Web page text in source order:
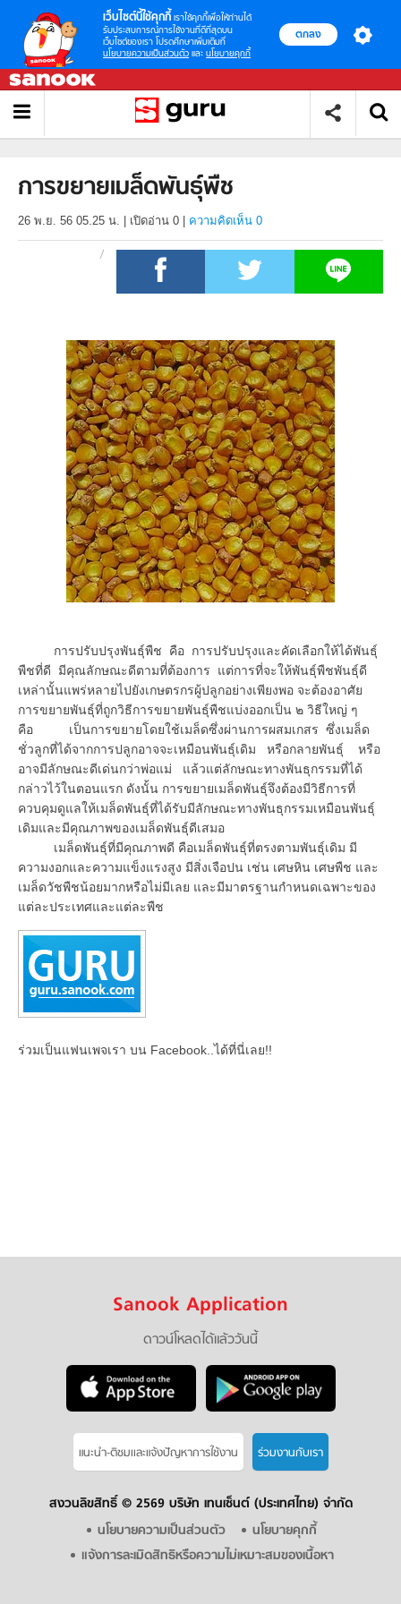
เว็บไซต์นี้ใช้คุกกี้ เราใช้คุกกี้เพื่อให้ท่านได้
รับประสบการณ์การใช้งานที่ดีที่สุดบน
เว็บไซต์ของเรา โปรดศึกษาเพิ่มเติมที่
นโยบายความเป็นส่วนตัว และ นโยบายคุกกี้
ตกลง
การขยายเมล็ดพันธุ์พืช
26 พ.ย. 56 05.25 น. เปิดอ่าน 0 ความคิดเห็น 0
การปรับปรุงพันธุ์พืช คือ การปรับปรุงและคัดเลือกให้ได้พันธุ์
พืชที่ดี มีคุณลักษณะดีตามที่ต้องการ แต่การที่จะให้พันธุ์พืชพันธุ์ดี
เหล่านั้นแพร่หลายไปยังเกษตรกรผู้ปลูกอย่างเพียงพอ จะต้องอาศัย
การขยายพันธุ์ที่ถูกวิธีการขยายพันธุ์พืชแบ่งออกเป็น ๒ วิธีใหญ่ ๆ
คือ เป็นการขยายโดยใช้เมล็ดซึ่งผ่านการผสมเกสร ซึ่งเมล็ด
ชั่วลูกที่ได้จากการปลูกอาจจะเหมือนพันธุ์เดิม หรือกลายพันธุ์ หรือ
อาจมีลักษณะดีเด่นกว่าพ่อแม่ แล้วแต่ลักษณะทางพันธุกรรมที่ได้
กล่าวไว้ในตอนแรก ดังนั้น การขยายเมล็ดพันธุ์จึงต้องมีวิธีการที่
ควบคุมดูแลให้เมล็ดพันธุ์ที่ได้รับมีลักษณะทางพันธุกรรมเหมือนพันธุ์
เดิมและมีคุณภาพของเมล็ดพันธุ์ดีเสมอ
เมล็ดพันธุ์ที่มีคุณภาพดี คือเมล็ดพันธุ์ที่ตรงตามพันธุ์เดิม มี
ความงอกและความแข็งแรงสูง มีสิ่งเจือปน เช่น เศษหิน เศษพืช และ
เมล็ดวัชพืชน้อยมากหรือไม่มีเลย และมีมาตรฐานกำหนดเฉพาะของ
แต่ละประเทศและแต่ละพืช
ร่วมเป็นแฟนเพจเรา บน Facebook..ได้ที่นี่เลย!!
Sanook Application
ดาวน์โหลดได้แล้ววันนี้
แนะนำ-ติชมเเละแจ้งปัญหาการใช้งาน ร่วมงานกับเรา
สงวนลิขสิทธิ์ © 2569 บริษัท เทนเซ็นต์ (ประเทศไทย) จำกัด
นโยบายความเป็นส่วนตัว
นโยบายคุกกี้
แจ้งการละเมิดสิทธิหรือความไม่เหมาะสมของเนื้อหา